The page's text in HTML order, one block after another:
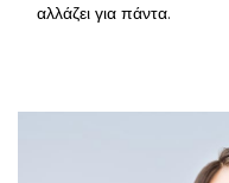
αλλάζει για πάντα.